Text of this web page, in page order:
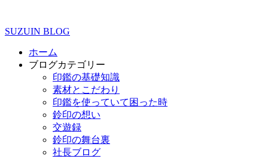
SUZUIN BLOG
ホーム
ブログカテゴリー
印鑑の基礎知識
素材とこだわり
印鑑を使っていて困った時
鈴印の想い
交遊録
鈴印の舞台裏
社長ブログ